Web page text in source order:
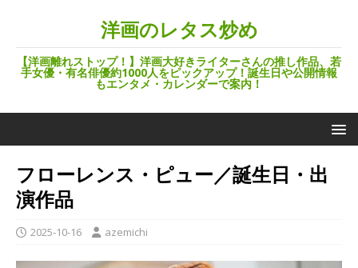
洋画のレタス炒め
【洋画離れストップ！】洋画大好きライターさんの推し作品、若
手女優・有名俳優約1000人をピックアップ！誕生日や公開情報
もエンタメ・カレンダーで案内！
フローレンス・ピュー／誕生日・出
演作品
2025-10-16 azemichi